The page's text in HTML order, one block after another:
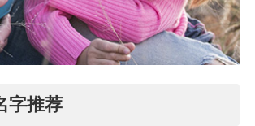
字推荐